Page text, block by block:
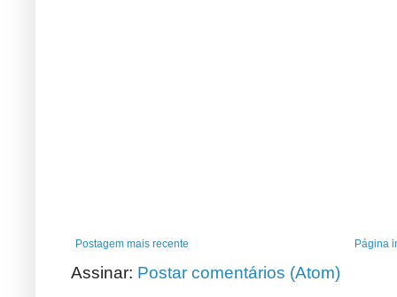
Postagem mais recente Página
Assinar: Postar comentários (Atom)